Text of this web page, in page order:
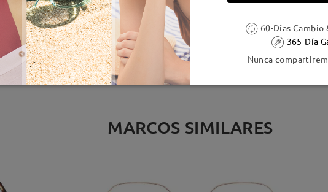
5-7 días laborales detalles
MARCOS SIMILARES
60-Días Cambio
365-Día
Nunca